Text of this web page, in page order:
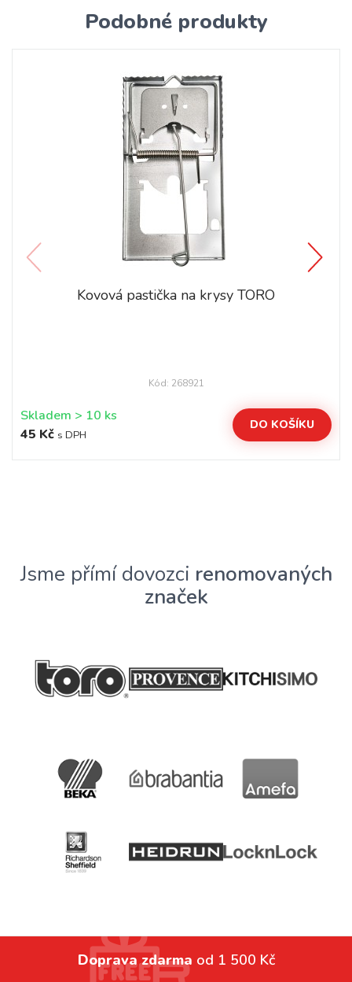
Podobné produkty
Kovová pastička na krysy TORO
Kód: 268921
Skladem > 10 ks
45 Kč s DPH
DO KOŠÍKU
Jsme přímí dovozci renomovaných
značek
Doprava zdarma od 1 500 Kč